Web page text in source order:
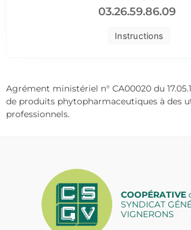
Instructions
03.26.59.86.09
Agrément ministériel n° CA00020 du
de produits phytopharmaceutiques à des
professionnels.
COOPÉRATIVE
SYNDICAT
VIGNERONS